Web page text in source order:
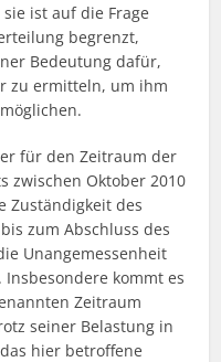
ist auf die Frage
begrenzt,
Bedeutung dafür,
zu ermitteln, um ihm
für den Zeitraum der
zwischen Oktober 2010
Zuständigkeit des
zum Abschluss des
Unangemessenheit
kommt es
Zeitraum
seiner Belastung in
hier betroffene